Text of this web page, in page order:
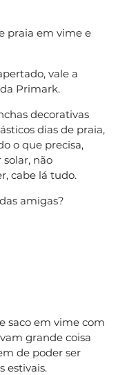
praia em vime e
vale a
Primark.
decorativas
dias de praia,
o que precisa,
não
cabe lá tudo.
amigas?
saco em vime com
grande coisa
de poder ser
estivais.